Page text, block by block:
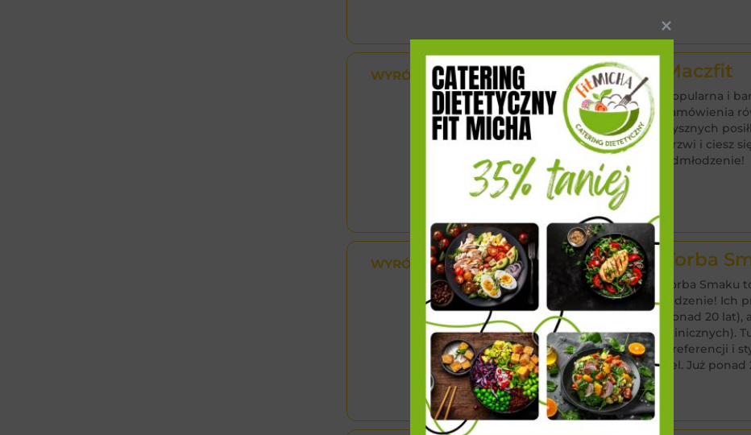
WYRÓŻNIONY Maczfit
Popularna i
zamówienia
pysznych
drzwi i ciesz
odmłodzenie!
WYRÓŻNIONY Torba
Torba
jedzenie! Ich
ponad 20
klinicznych).
preferencji i
cel. Już